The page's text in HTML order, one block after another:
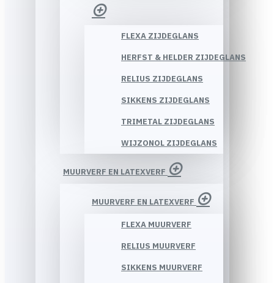
FLEXA ZIJDEGLANS
HERFST & HELDER ZIJDEGLANS
RELIUS ZIJDEGLANS
SIKKENS ZIJDEGLANS
TRIMETAL ZIJDEGLANS
WIJZONOL ZIJDEGLANS
MUURVERF EN LATEXVERF
MUURVERF EN LATEXVERF
FLEXA MUURVERF
RELIUS MUURVERF
SIKKENS MUURVERF